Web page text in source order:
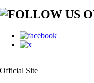
Official Site